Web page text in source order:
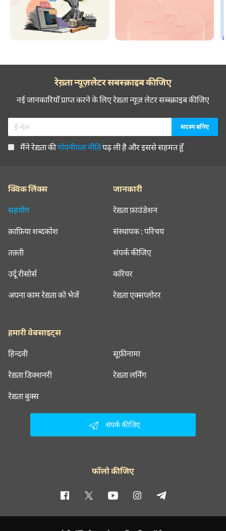
रेख़्ता न्यूज़लेटर सबस्क्राइब कीजिए
नई जानकारियाँ प्राप्त करने के लिए रेख़्ता न्यूज़ लेटर सब्स्क्राइब कीजिए
मैंने रेख़्ता कीगोपनीयता नीतिपढ़ ली है और इससे सहमत हूँ
क्विक लिंक्स
सहयोग
क़ाफ़िया शब्दकोश
तक़्ती
उर्दू रीसोर्स
अपना काम रेख़्ता को भेजें
जानकारी
रेख़्ता फ़ाउंडेशन
संस्थापक : परिचय
संपर्क कीजिए
करियर
रेख़्ता एक्सप्लोरर
हमारी वेबसाइट्स
हिन्दवी सूफ़ीनामा
रेख़्ता डिक्शनरी रेख़्ता लर्निंग
रेख़्ता बुक्स
संपर्क कीजिए
फॉलो कीजिए